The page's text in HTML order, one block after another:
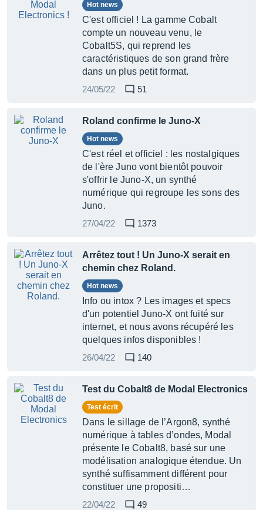
Hot news
C'est officiel ! La gamme Cobalt
compte un nouveau venu, le
Cobalt5S, qui reprend les
caractéristiques de son grand frère
dans un plus petit format.
24/05/22
51
Roland confirme le Juno-X
Hot news
C'est réel et officiel : les nostalgiques
de l'ère Juno vont bientôt pouvoir
s'offrir le Juno-X, un synthé
numérique qui regroupe les sons des
Juno.
27/04/22
1373
Arrêtez tout ! Un Juno-X serait en
chemin chez Roland.
Hot news
Info ou intox ? Les images et specs
d'un potentiel Juno-X ont fuité sur
internet, et nous avons récupéré les
quelques infos disponibles !
26/04/22
140
Test du Cobalt8 de Modal Electronics
Test écrit
Dans le sillage de l’Argon8, synthé
numérique à tables d’ondes, Modal
présente le Cobalt8, basé sur une
modélisation analogique étendue. Un
synthé suffisamment différent pour
constituer une propositi…
22/04/22
49